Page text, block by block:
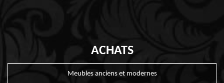
ACHATS
Meubles anciens et modernes